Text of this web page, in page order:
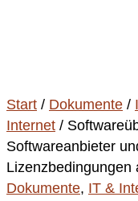
Start / Dokumente /
Internet /
Softwareanbieter
Lizenzbedingungen
Dokumente, IT &